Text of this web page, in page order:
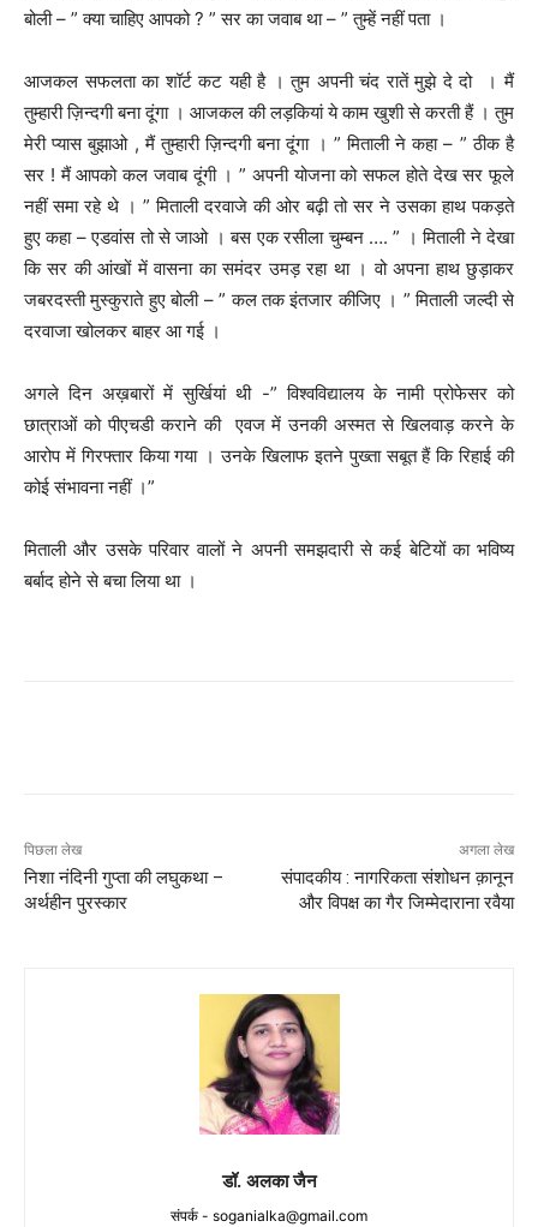
बोली – ” क्या चाहिए आपको ? ” सर का जवाब था – ” तुम्हें नहीं पता ।
आजकल सफलता का शॉर्ट कट यही है । तुम अपनी चंद रातें मुझे दे दो । मैं
तुम्हारी ज़िन्दगी बना दूंगा । आजकल की लड़कियां ये काम खुशी से करती हैं । तुम
मेरी प्यास बुझाओ , मैं तुम्हारी ज़िन्दगी बना दूंगा । ” मिताली ने कहा – ” ठीक है
सर ! मैं आपको कल जवाब दूंगी । ” अपनी योजना को सफल होते देख सर फूले
नहीं समा रहे थे । ” मिताली दरवाजे की ओर बढ़ी तो सर ने उसका हाथ पकड़ते
हुए कहा – एडवांस तो से जाओ । बस एक रसीला चुम्बन …. ” । मिताली ने देखा
कि सर की आंखों में वासना का समंदर उमड़ रहा था । वो अपना हाथ छुड़ाकर
जबरदस्ती मुस्कुराते हुए बोली – ” कल तक इंतजार कीजिए । ” मिताली जल्दी से
दरवाजा खोलकर बाहर आ गई ।
अगले दिन अख़बारों में सुर्खियां थी -” विश्वविद्यालय के नामी प्रोफेसर को
छात्राओं को पीएचडी कराने की एवज में उनकी अस्मत से खिलवाड़ करने के
आरोप में गिरफ्तार किया गया । उनके खिलाफ इतने पुख्ता सबूत हैं कि रिहाई की
कोई संभावना नहीं ।”
मिताली और उसके परिवार वालों ने अपनी समझदारी से कई बेटियों का भविष्य
बर्बाद होने से बचा लिया था ।
पिछला लेख
निशा नंदिनी गुप्ता की लघुकथा –
अर्थहीन पुरस्कार
अगला लेख
संपादकीय : नागरिकता संशोधन क़ानून
और विपक्ष का गैर जिम्मेदाराना रवैया
डॉ. अलका जैन
संपर्क - soganialka@gmail.com